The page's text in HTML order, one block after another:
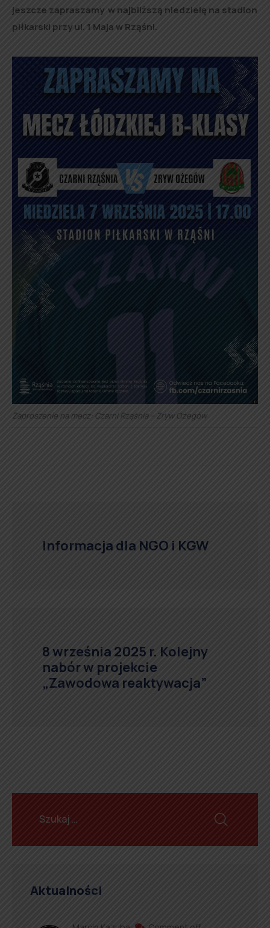
jeszcze zapraszamy w najbliższą niedzielę na stadion
piłkarski przy ul. 1 Maja w Rząśni.
Zaproszenie na mecz: Czarni Rząśnia – Zryw Ożegów
Informacja dla NGO i KGW
8 września 2025 r. Kolejny
nabór w projekcie
„Zawodowa reaktywacja”
Aktualności